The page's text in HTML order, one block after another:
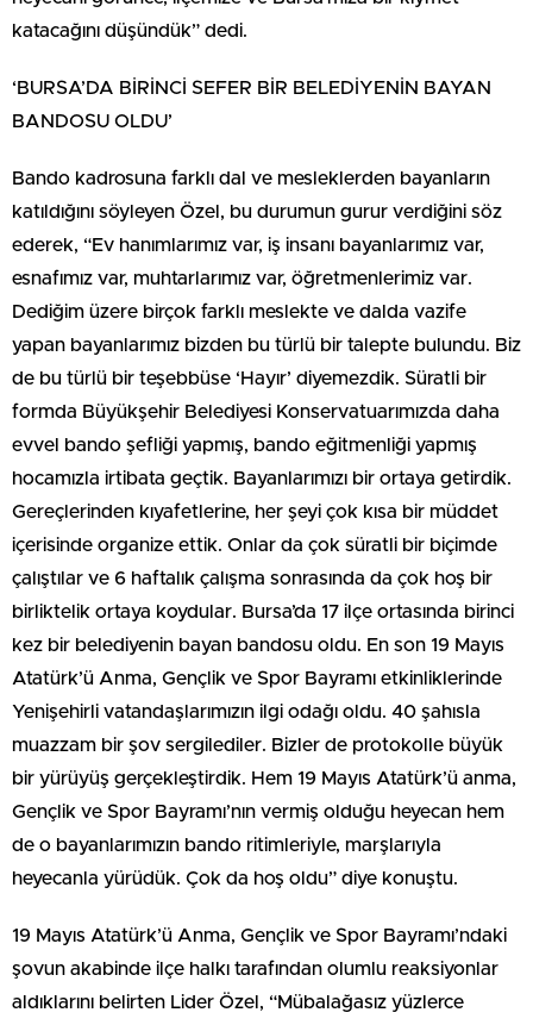
katacağını düşündük” dedi.
‘BURSA’DA BİRİNCİ SEFER BİR BELEDİYENİN BAYAN
BANDOSU OLDU’
Bando kadrosuna farklı dal ve mesleklerden bayanların
katıldığını söyleyen Özel, bu durumun gurur verdiğini söz
ederek, “Ev hanımlarımız var, iş insanı bayanlarımız var,
esnafımız var, muhtarlarımız var, öğretmenlerimiz var.
Dediğim üzere birçok farklı meslekte ve dalda vazife
yapan bayanlarımız bizden bu türlü bir talepte bulundu. Biz
de bu türlü bir teşebbüse ‘Hayır’ diyemezdik. Süratli bir
formda Büyükşehir Belediyesi Konservatuarımızda daha
evvel bando şefliği yapmış, bando eğitmenliği yapmış
hocamızla irtibata geçtik. Bayanlarımızı bir ortaya getirdik.
Gereçlerinden kıyafetlerine, her şeyi çok kısa bir müddet
içerisinde organize ettik. Onlar da çok süratli bir biçimde
çalıştılar ve 6 haftalık çalışma sonrasında da çok hoş bir
birliktelik ortaya koydular. Bursa’da 17 ilçe ortasında birinci
kez bir belediyenin bayan bandosu oldu. En son 19 Mayıs
Atatürk’ü Anma, Gençlik ve Spor Bayramı etkinliklerinde
Yenişehirli vatandaşlarımızın ilgi odağı oldu. 40 şahısla
muazzam bir şov sergilediler. Bizler de protokolle büyük
bir yürüyüş gerçekleştirdik. Hem 19 Mayıs Atatürk’ü anma,
Gençlik ve Spor Bayramı’nın vermiş olduğu heyecan hem
de o bayanlarımızın bando ritimleriyle, marşlarıyla
heyecanla yürüdük. Çok da hoş oldu” diye konuştu.
19 Mayıs Atatürk’ü Anma, Gençlik ve Spor Bayramı’ndaki
şovun akabinde ilçe halkı tarafından olumlu reaksiyonlar
aldıklarını belirten Lider Özel, “Mübalağasız yüzlerce